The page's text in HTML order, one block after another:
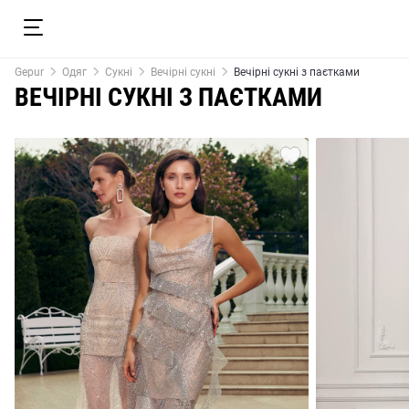
Gepur Одяг Сукні Вечірні сукні Вечірні сукні з паєтками
ВЕЧІРНІ СУКНІ З ПАЄТКАМИ